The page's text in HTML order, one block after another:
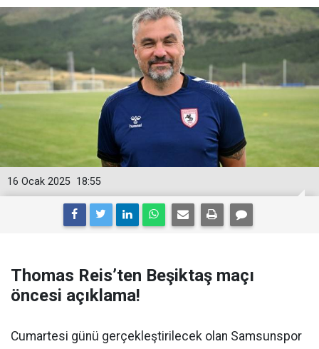
18:55
16 Ocak 2025
Thomas Reis’ten Beşiktaş maçı
öncesi açıklama!
Cumartesi günü gerçekleştirilecek olan Samsunspor